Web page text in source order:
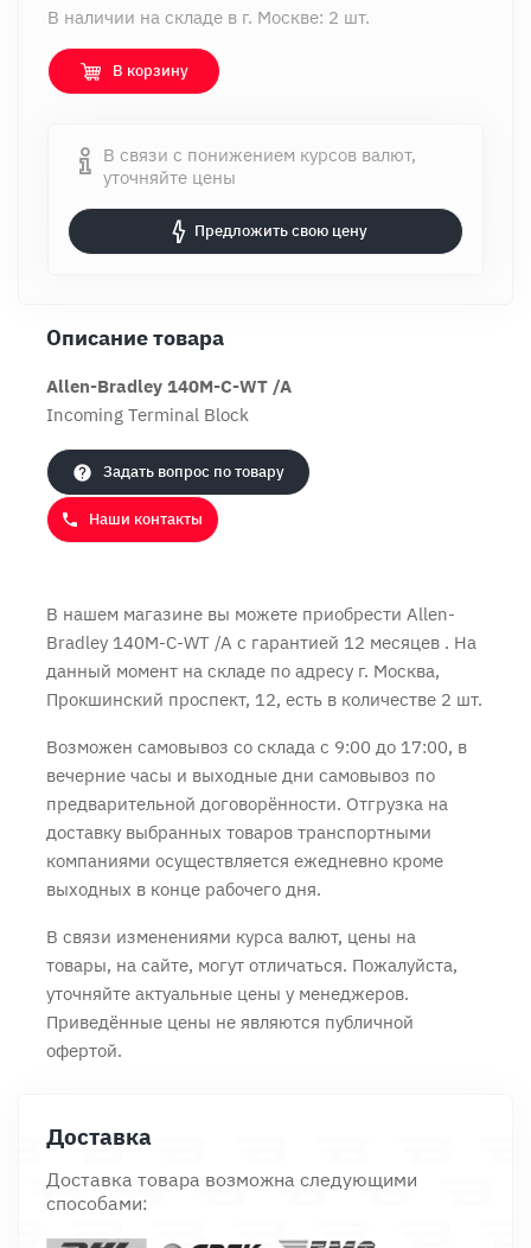
В наличии на складе в г. Москве: 2 шт.
В корзину
В связи с понижением курсов валют,
уточняйте цены
Предложить свою цену
Описание товара
Allen-Bradley 140M-C-WT /A
Incoming Terminal Block
Задать вопрос по товару
Наши контакты
В нашем магазине вы можете приобрести Allen-
Bradley 140M-C-WT /A с гарантией 12 месяцев . На
данный момент на складе по адресу г. Москва,
Прокшинский проспект, 12, есть в количестве 2 шт.
Возможен самовывоз со склада с 9:00 до 17:00, в
вечерние часы и выходные дни самовывоз по
предварительной договорённости. Отгрузка на
доставку выбранных товаров транспортными
компаниями осуществляется ежедневно кроме
выходных в конце рабочего дня.
В связи изменениями курса валют, цены на
товары, на сайте, могут отличаться. Пожалуйста,
уточняйте актуальные цены у менеджеров.
Приведённые цены не являются публичной
офертой.
Доставка
Доставка товара возможна следующими
способами:
Продолжить покупки